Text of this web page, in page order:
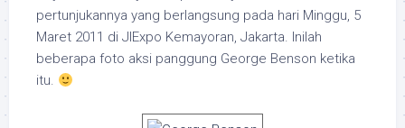
pertunjukannya yang berlangsung pada hari Minggu, 5
Maret 2011 di JIExpo Kemayoran, Jakarta. Inilah
beberapa foto aksi panggung George Benson ketika
itu.